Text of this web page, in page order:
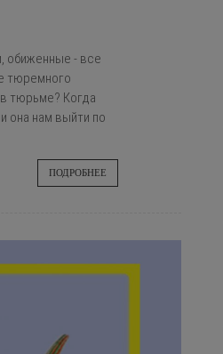
обиженные - все
тюремного
тюрьме? Когда
она нам выйти по
ПОДРОБНЕЕ